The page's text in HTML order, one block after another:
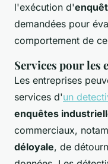
l'exécution d'
demandées pour
comportement de
Services pour les
Les entreprises
services d'un
enquêtes
commerciaux,
déloyale, de